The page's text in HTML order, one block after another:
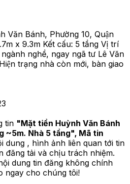
Văn Bánh, Phường 10, Quận
x 9.3m Kết cấu: 5 tầng Vị trí
nghề, ngay ngã tư Lê Văn
trạng nhà còn mới, bàn giao
tin "Mặt tiền Huỳnh Văn Bánh
~5m. Nhà 5 tầng", Mã tin
dung , hình ảnh liên quan tới tin
đăng tải và chịu trách nhiệm.
dung tin đăng không chính
ngay cho chúng tôi!